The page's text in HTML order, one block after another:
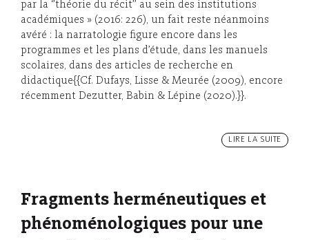
par la ‘’théorie du récit’’ au sein des institutions
académiques » (2016: 226), un fait reste néanmoins
avéré : la narratologie figure encore dans les
programmes et les plans d’étude, dans les manuels
scolaires, dans des articles de recherche en
didactique{{Cf. Dufays, Lisse & Meurée (2009), encore
récemment Dezutter, Babin & Lépine (2020).}}.
LIRE LA SUITE
Fragments herméneutiques et
phénoménologiques pour une